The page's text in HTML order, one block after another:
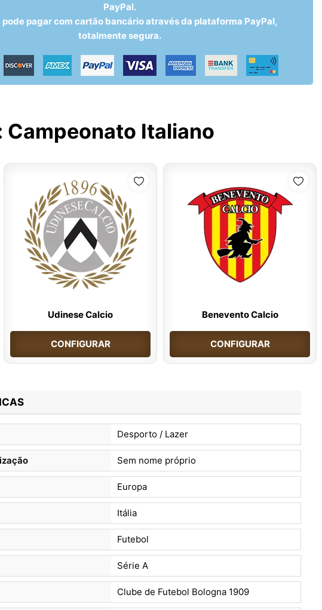
PayPal.
pode pagar com cartão bancário através da plataforma PayPal,
totalmente segura.
Campeonato Italiano
Udinese Calcio
CONFIGURAR
Benevento Calcio
CONFIGURAR
Desporto / Lazer
Sem nome próprio
Europa
Itália
Futebol
Série A
Clube de Futebol Bologna 1909